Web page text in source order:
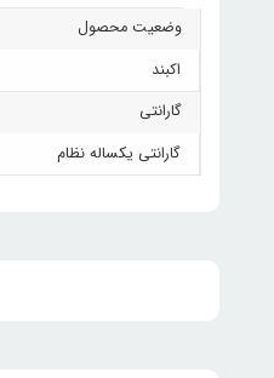
وضعیت محصول
اکبند
گارانتی
گارانتی یکساله نظام